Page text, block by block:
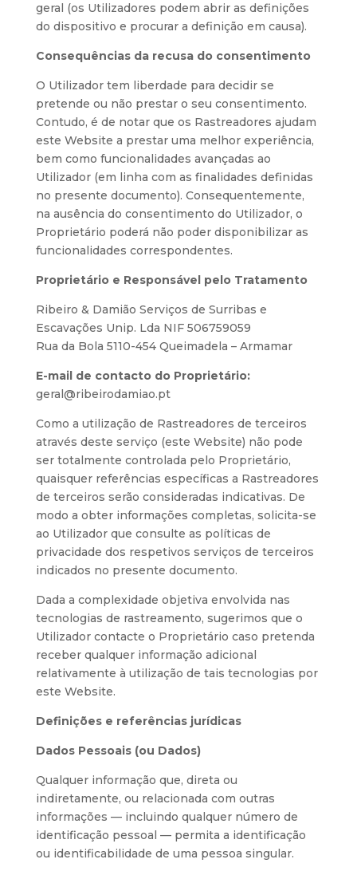
geral (os Utilizadores podem abrir as definições
do dispositivo e procurar a definição em causa).
Consequências da recusa do consentimento
O Utilizador tem liberdade para decidir se
pretende ou não prestar o seu consentimento.
Contudo, é de notar que os Rastreadores ajudam
este Website a prestar uma melhor experiência,
bem como funcionalidades avançadas ao
Utilizador (em linha com as finalidades definidas
no presente documento). Consequentemente,
na ausência do consentimento do Utilizador, o
Proprietário poderá não poder disponibilizar as
funcionalidades correspondentes.
Proprietário e Responsável pelo Tratamento
Ribeiro & Damião Serviços de Surribas e
Escavações Unip. Lda NIF 506759059
Rua da Bola 5110-454 Queimadela – Armamar
E-mail de contacto do Proprietário:
geral@ribeirodamiao.pt
Como a utilização de Rastreadores de terceiros
através deste serviço (este Website) não pode
ser totalmente controlada pelo Proprietário,
quaisquer referências específicas a Rastreadores
de terceiros serão consideradas indicativas. De
modo a obter informações completas, solicita-se
ao Utilizador que consulte as políticas de
privacidade dos respetivos serviços de terceiros
indicados no presente documento.
Dada a complexidade objetiva envolvida nas
tecnologias de rastreamento, sugerimos que o
Utilizador contacte o Proprietário caso pretenda
receber qualquer informação adicional
relativamente à utilização de tais tecnologias por
este Website.
Definições e referências jurídicas
Dados Pessoais (ou Dados)
Qualquer informação que, direta ou
indiretamente, ou relacionada com outras
informações — incluindo qualquer número de
identificação pessoal — permita a identificação
ou identificabilidade de uma pessoa singular.